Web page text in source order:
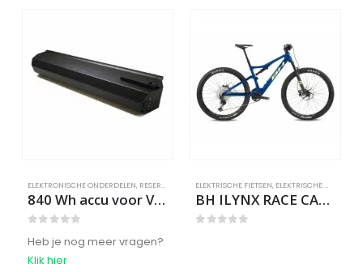
ELEKTRONISCHE ONDERDELEN, RESERVEONDERDELEN
840 Wh accu voor Viena
Heb je nog meer vragen?
Klik hier
ELEKTRISCHE FIETSEN, ELEKTRISCHE MIDDENMOTORS
BH ILYNX RACE CARBON LT 7.6